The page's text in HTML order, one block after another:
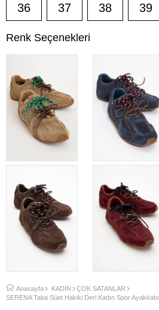
36 37 38 39
Renk Seçenekleri
Anasayfa KADIN
ÇOK SATANLAR
SERENA Taba Süet Hakiki Deri Kadın Spor Ayakkabı